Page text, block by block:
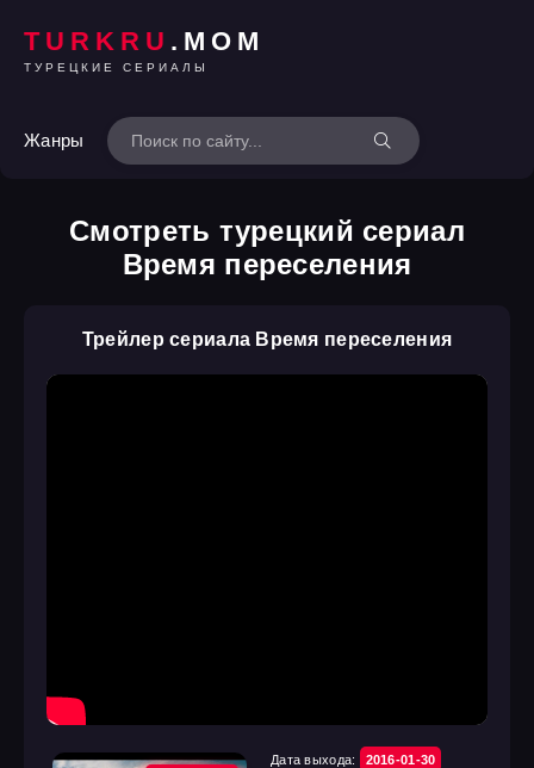
TURKRU .MOM
ТУРЕЦКИЕ СЕРИАЛЫ
Жанры
Смотреть турецкий сериал
Время переселения
Трейлер сериала Время переселения
Дата выхода:
2016-01-30